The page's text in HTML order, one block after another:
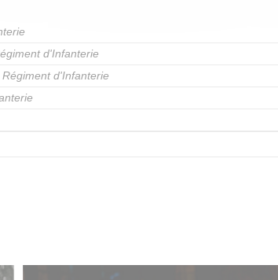
d'Infanterie
Régiment d'Infanterie